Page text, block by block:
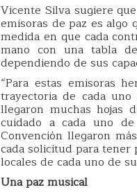
Vicente Silva sugiere
emisoras de paz es
medida en que cada
mano con una tabla
dependiendo de sus
“Para estas emisoras
trayectoria de cada
llegaron muchas hojas
cuidado a cada uno
Convención llegaron
cada solicitud para tener
locales de cada uno de
Una paz musical